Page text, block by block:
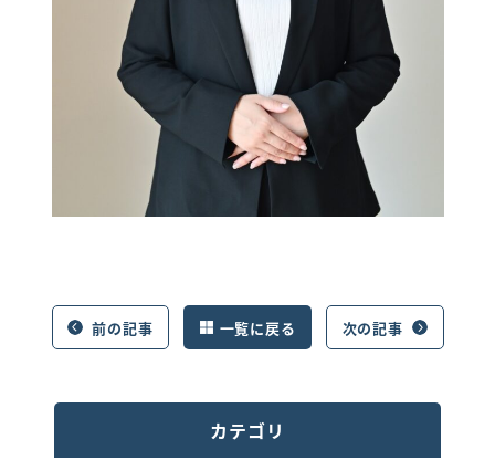
前の記事 一覧に戻る 次の記事
カテゴリ